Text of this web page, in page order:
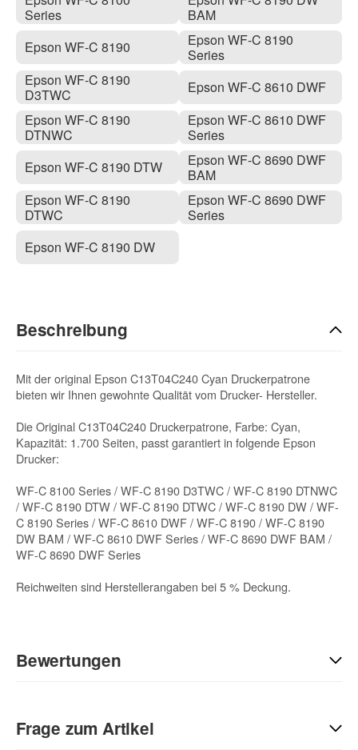
Series
Epson WF-C 8190
Epson WF-C 8190
D3TWC
Epson WF-C 8190
DTNWC
Epson WF-C 8190 DTW
Epson WF-C 8190
DTWC
Epson WF-C 8190 DW
BAM
Epson WF-C 8190
Series
Epson WF-C 8610 DWF
Epson WF-C 8610 DWF
Series
Epson WF-C 8690 DWF
BAM
Epson WF-C 8690 DWF
Series
Beschreibung
Mit der original Epson C13T04C240 Cyan Druckerpatrone
bieten wir Ihnen gewohnte Qualität vom Drucker- Hersteller.
Die Original C13T04C240 Druckerpatrone, Farbe: Cyan,
Kapazität: 1.700 Seiten, passt garantiert in folgende Epson
Drucker:
WF-C 8100 Series / WF-C 8190 D3TWC / WF-C 8190 DTNWC
/ WF-C 8190 DTW / WF-C 8190 DTWC / WF-C 8190 DW / WF-
C 8190 Series / WF-C 8610 DWF / WF-C 8190 / WF-C 8190
DW BAM / WF-C 8610 DWF Series / WF-C 8690 DWF BAM /
WF-C 8690 DWF Series
Reichweiten sind Herstellerangaben bei 5 % Deckung.
Bewertungen
Sie Anderen bei der Kaufentscheidung:
Frage zum Artikel